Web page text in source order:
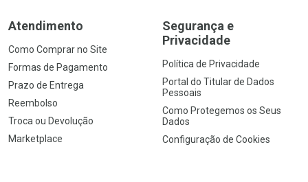
Atendimento
Como Comprar no Site
Formas de Pagamento
Prazo de Entrega
Reembolso
Troca ou Devolução
Marketplace
Segurança e
Privacidade
Política de Privacidade
Portal do Titular de Dados
Pessoais
Como Protegemos os Seus
Dados
Configuração de Cookies